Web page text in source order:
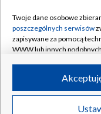
Rada Programowa
System NOS
Informacje o
Program dla prasy
©2026
Twoje dane osobowe
poszczególnych serwisów
zapisywane za pomocą
WWW lub innych
ruchu w Internecie.
Twoje dane osobowe